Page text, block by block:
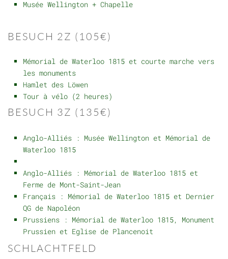
Musée Wellington + Chapelle
BESUCH 2Z (105€)
Mémorial de Waterloo 1815 et courte marche vers
les monuments
Hamlet des Löwen
Tour à vélo (2 heures)
BESUCH 3Z (135€)
Anglo-Alliés : Musée Wellington et Mémorial de
Waterloo 1815
Anglo-Alliés : Mémorial de Waterloo 1815 et
Ferme de Mont-Saint-Jean
Français : Mémorial de Waterloo 1815 et Dernier
QG de Napoléon
Prussiens : Mémorial de Waterloo 1815, Monument
Prussien et Eglise de Plancenoit
SCHLACHTFELD